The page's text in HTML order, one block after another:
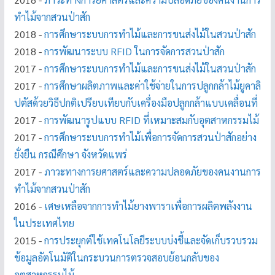
ทำไม้จากสวนป่าสัก
2018 -การศึกษาระบบการทำไม้และการขนส่งไม้ในสวนป่าสัก
2018 -การพัฒนาระบบ RFID ในการจัดการสวนป่าสัก
2017 -การศึกษาระบบการทำไม้และการขนส่งไม้ในสวนป่าสัก
2017 -การศึกษาผลิตภาพและค่าใช้จ่ายในการปลูกกล้าไม้ยูคาลิ
ปตัสด้วยวิธีปกติเปรียบเทียบกับเครื่องมือปลูกกล้าแบบเคลื่อนที่
2017 -การพัฒนารูปแบบ RFID ที่เหมาะสมกับอุตสาหกรรมไม้
2017 -การศึกษาระบบการทำไม้เพื่อการจัดการสวนป่าสักอย่าง
ยั่งยืน กรณีศึกษา จังหวัดแพร่
2017 -ภาวะทางการยศาสตร์และความปลอดภัยของคนงานการ
ทำไม้จากสวนป่าสัก
2016 - เศษเหลือจากการทำไม้ยางพาราเพื่อการผลิตพลังงาน
ในประเทศไทย
2015 -การประยุกต์ใช้เทคโนโลยีระบบบ่งชี้และจัดเก็บรวบรวม
ข้อมูลอัตโนมัติในกระบวนการตรวจสอบย้อนกลับของ